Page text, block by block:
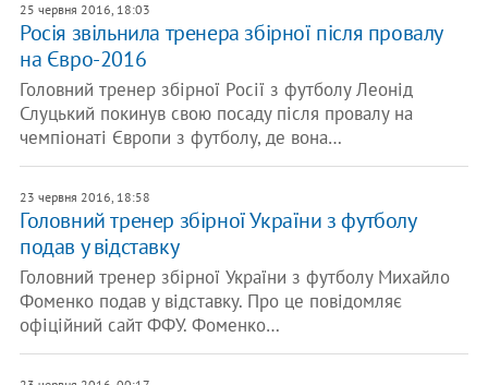
25 червня 2016, 18:03
Росія звільнила тренера збірної після провалу
на Євро-2016
Головний тренер збірної Росії з футболу Леонід
Слуцький покинув свою посаду після провалу на
чемпіонаті Європи з футболу, де вона…
23 червня 2016, 18:58
Головний тренер збірної України з футболу
подав у відставку
Головний тренер збірної України з футболу Михайло
Фоменко подав у відставку. Про це повідомляє
офіційний сайт ФФУ. Фоменко…